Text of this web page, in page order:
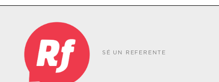
SÉ UN REFERENTE